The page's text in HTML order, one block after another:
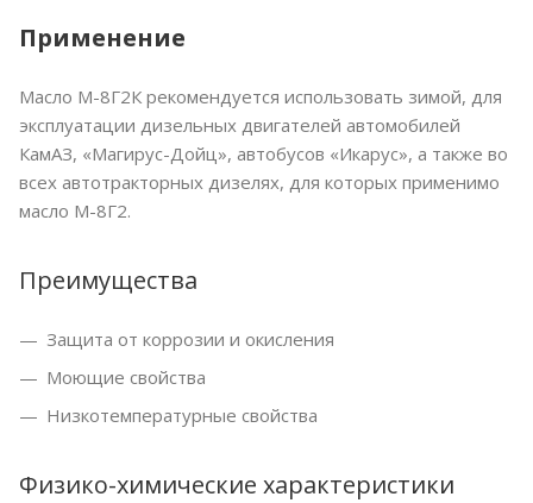
Применение
Масло М-8Г2К рекомендуется использовать зимой, для
эксплуатации дизельных двигателей автомобилей
КамАЗ, «Магирус-Дойц», автобусов «Икарус», а также во
всех автотракторных дизелях, для которых применимо
масло М-8Г2.
Преимущества
Защита от коррозии и окисления
Моющие свойства
Низкотемпературные свойства
Физико-химические характеристики